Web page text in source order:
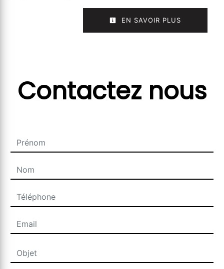
EN SAVOIR PLUS
Contactez nous